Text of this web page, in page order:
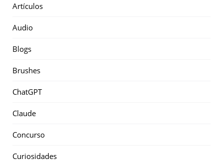
Artículos
Audio
Blogs
Brushes
ChatGPT
Claude
Concurso
Curiosidades